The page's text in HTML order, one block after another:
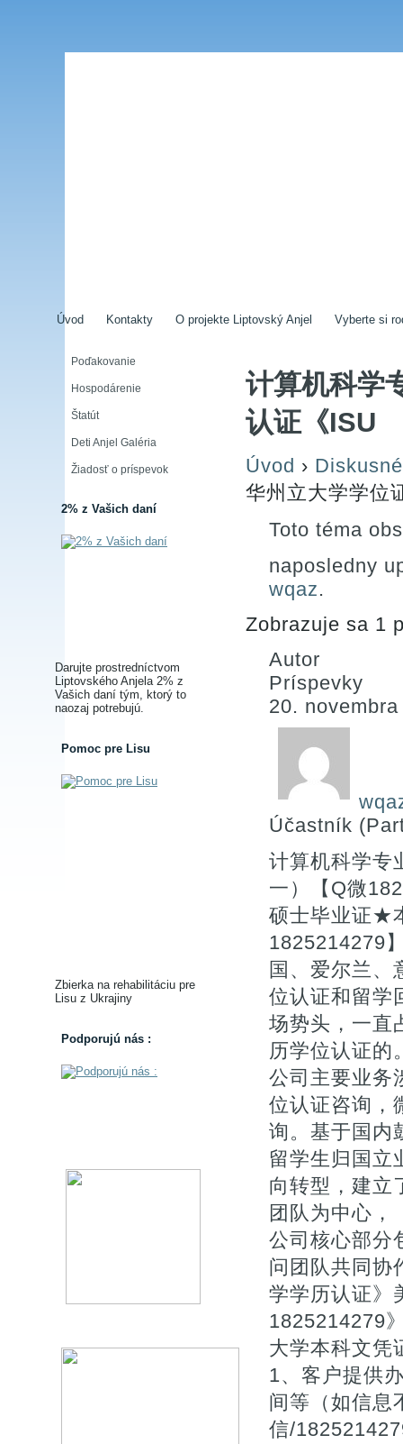
Úvod Kontakty O projekte Liptovský Anjel Vyberte si
Poďakovanie
Hospodárenie
Štatút
Deti Anjel Galéria
Žiadosť o príspevok
2% z Vašich daní
Darujte prostredníctvom
Liptovského Anjela 2% z
Vašich daní tým, ktorý to
naozaj potrebujú.
Pomoc pre Lisu
Zbierka na rehabilitáciu pre
Lisu z Ukrajiny
Podporujú nás :
计算机科学
认证《ISU
Úvod ›
华州立大学学位
Toto téma
naposledny
wqaz.
Zobrazuje sa 1
Autor
Príspevky
20.
Účastník
计算机科学专
一）【Q微
硕士毕业证★
1825214279
国、爱尔兰、
位认证和留学
场势头，一直
历学位认证的
公司主要业务
位认证咨询，
询。基于国内
留学生归国立
向转型，建立
团队为中心，
公司核心部分
问团队共同协
学学历认证》
1825214279
大学本科文凭
1、客户提供
间等（如信息
信/